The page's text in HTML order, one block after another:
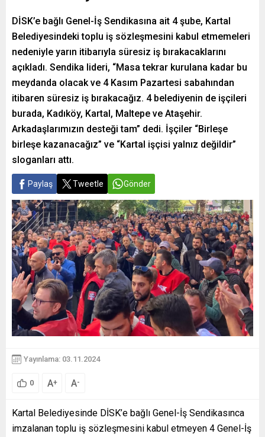
DİSK’e bağlı Genel-İş Sendikasına ait 4 şube, Kartal
Belediyesindeki toplu iş sözleşmesini kabul etmemeleri
nedeniyle yarın itibarıyla süresiz iş bırakacaklarını
açıkladı. Sendika lideri, “Masa tekrar kurulana kadar bu
meydanda olacak ve 4 Kasım Pazartesi sabahından
itibaren süresiz iş bırakacağız. 4 belediyenin de işçileri
burada, Kadıköy, Kartal, Maltepe ve Ataşehir.
Arkadaşlarımızın desteği tam” dedi. İşçiler “Birleşe
birleşe kazanacağız” ve “Kartal işçisi yalnız değildir”
sloganları attı.
Paylaş Tweetle Gönder
Yayınlama: 03.11.2024
0 A+ A-
Kartal Belediyesinde DİSK’e bağlı Genel-İş Sendikasınca
imzalanan toplu iş sözleşmesini kabul etmeyen 4 Genel-İş